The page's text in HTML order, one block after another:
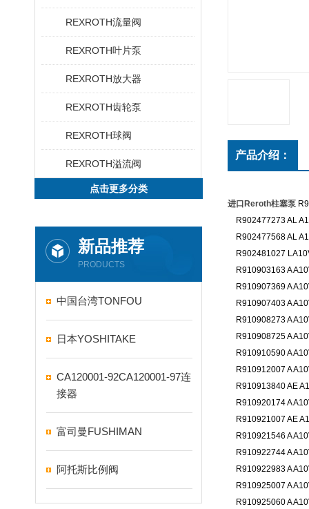
REXROTH流量阀
REXROTH叶片泵
REXROTH放大器
REXROTH齿轮泵
REXROTH球阀
REXROTH溢流阀
点击更多分类
新品推荐
PRODUCTS
中国台湾TONFOU
日本YOSHITAKE
CA120001-92CA120001-97连
接器
富司曼FUSHIMAN
阿托斯比例阀
产品介绍：
进口Reroth柱塞泵
R902477273 AL
R902477568 AL
R902481027
R910903163 A
R910907369 A
R910907403 A
R910908273 A
R910908725 A
R910910590 A
R910912007 A
R910913840 AE
R910920174 A
R910921007 AE
R910921546 A
R910922744 A
R910922983 A
R910925007 A
R910925060 A